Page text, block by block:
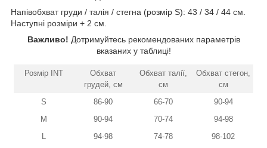
Напівобхват груди / талія / стегна (розмір S): 43 / 34 / 44 см.
Наступні розміри + 2 см.
Важливо! Дотримуйтесь рекомендованих параметрів
вказаних у таблиці!
Розмір INT
Обхват
грудей, см
Обхват талії,
см
Обхват стегон,
см
S
86-90 66-70
90-94
M
90-94 70-74
94-98
94-98 74-78 98-102